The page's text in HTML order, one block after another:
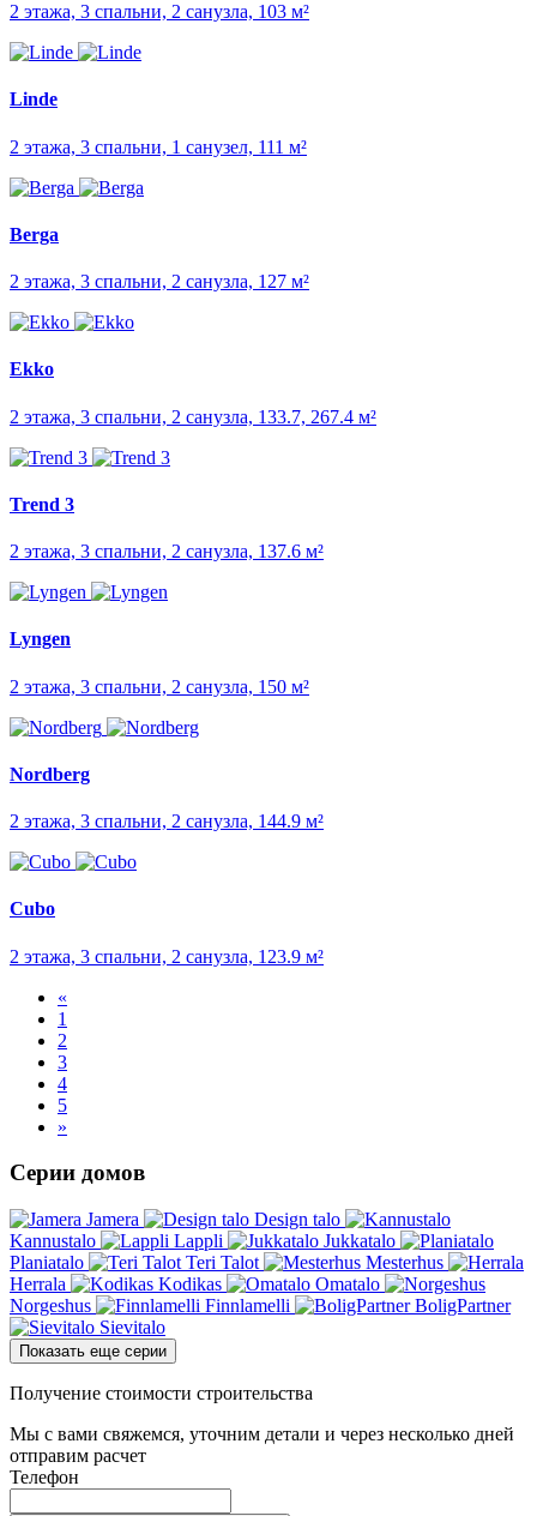
2 этажа, 3 спальни, 2 санузла, 103 м²
Linde
2 этажа, 3 спальни, 1 санузел, 111 м²
Berga
2 этажа, 3 спальни, 2 санузла, 127 м²
Ekko
2 этажа, 3 спальни, 2 санузла, 133.7, 267.4 м²
Trend 3
2 этажа, 3 спальни, 2 санузла, 137.6 м²
Lyngen
2 этажа, 3 спальни, 2 санузла, 150 м²
Nordberg
2 этажа, 3 спальни, 2 санузла, 144.9 м²
Cubo
2 этажа, 3 спальни, 2 санузла, 123.9 м²
«
1
2
3
4
5
»
Серии домов
Jamera
Design talo
Kannustalo
Lappli
Jukkatalo
Planiatalo
Teri Talot
Mesterhus
Herrala
Kodikas
Omatalo
Norgeshus
Finnlamelli
BoligPartner
Sievitalo
Показать еще серии
Получение стоимости строительства
Мы с вами свяжемся, уточним детали и через несколько дней
отправим расчет
Телефон